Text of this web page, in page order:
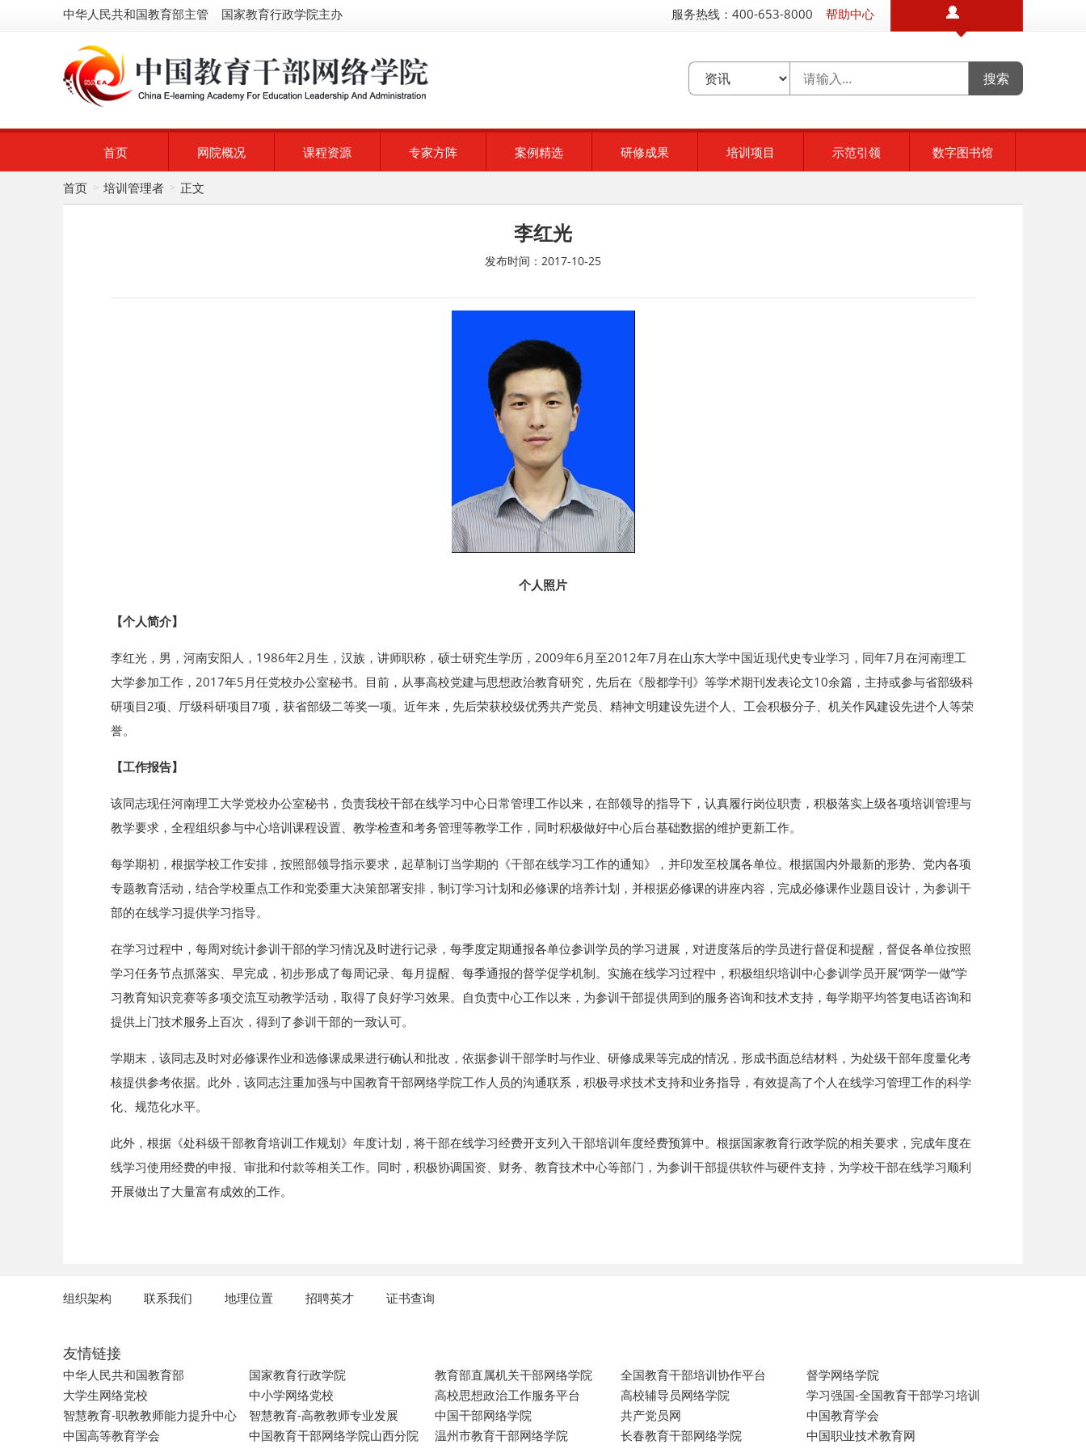
中华人民共和国教育部主管 国家教育行政学院主办 服务热线：400-653-8000 帮助中心
首页 网院概况 课程资源 专家方阵 案例精选 研修成果 培训项目 示范引领 数字图书馆
首页 > 培训管理者 > 正文
李红光
发布时间：2017-10-25
个人照片
【个人简介】
李红光，男，河南安阳人，1986年2月生，汉族，讲师职称，硕士研究生学历，2009年6月至2012年7月在山东大学中国近现代史专业学习，同年7月在河南理工
大学参加工作，2017年5月任党校办公室秘书。目前，从事高校党建与思想政治教育研究，先后在《殷都学刊》等学术期刊发表论文10余篇，主持或参与省部级科
研项目2项、厅级科研项目7项，获省部级二等奖一项。近年来，先后荣获校级优秀共产党员、精神文明建设先进个人、工会积极分子、机关作风建设先进个人等荣
誉。
【工作报告】
该同志现任河南理工大学党校办公室秘书，负责我校干部在线学习中心日常管理工作以来，在部领导的指导下，认真履行岗位职责，积极落实上级各项培训管理与
教学要求，全程组织参与中心培训课程设置、教学检查和考务管理等教学工作，同时积极做好中心后台基础数据的维护更新工作。
每学期初，根据学校工作安排，按照部领导指示要求，起草制订当学期的《干部在线学习工作的通知》，并印发至校属各单位。根据国内外最新的形势、党内各项
专题教育活动，结合学校重点工作和党委重大决策部署安排，制订学习计划和必修课的培养计划，并根据必修课的讲座内容，完成必修课作业题目设计，为参训干
部的在线学习提供学习指导。
在学习过程中，每周对统计参训干部的学习情况及时进行记录，每季度定期通报各单位参训学员的学习进展，对进度落后的学员进行督促和提醒，督促各单位按照
学习任务节点抓落实、早完成，初步形成了每周记录、每月提醒、每季通报的督学促学机制。实施在线学习过程中，积极组织培训中心参训学员开展“两学一做”学
习教育知识竞赛等多项交流互动教学活动，取得了良好学习效果。自负责中心工作以来，为参训干部提供周到的服务咨询和技术支持，每学期平均答复电话咨询和
提供上门技术服务上百次，得到了参训干部的一致认可。
学期末，该同志及时对必修课作业和选修课成果进行确认和批改，依据参训干部学时与作业、研修成果等完成的情况，形成书面总结材料，为处级干部年度量化考
核提供参考依据。此外，该同志注重加强与中国教育干部网络学院工作人员的沟通联系，积极寻求技术支持和业务指导，有效提高了个人在线学习管理工作的科学
化、规范化水平。
此外，根据《处科级干部教育培训工作规划》年度计划，将干部在线学习经费开支列入干部培训年度经费预算中。根据国家教育行政学院的相关要求，完成年度在
线学习使用经费的申报、审批和付款等相关工作。同时，积极协调国资、财务、教育技术中心等部门，为参训干部提供软件与硬件支持，为学校干部在线学习顺利
开展做出了大量富有成效的工作。
组织架构 联系我们 地理位置 招聘英才 证书查询
友情链接
中华人民共和国教育部 国家教育行政学院 教育部直属机关干部网络学院 全国教育干部培训协作平台
督学网络学院
大学生网络党校
中小学网络党校 高校思想政治工作服务平台 高校辅导员网络学院
学习强国-全国教育干部学习培训
智慧教育-职教教师能力提升中心
智慧教育-高教教师专业发展 中国干部网络学院 共产党员网
中国教育学会
中国高等教育学会
中国教育干部网络学院山西分院 温州市教育干部网络学院 长春教育干部网络学院 中国职业技术教育网